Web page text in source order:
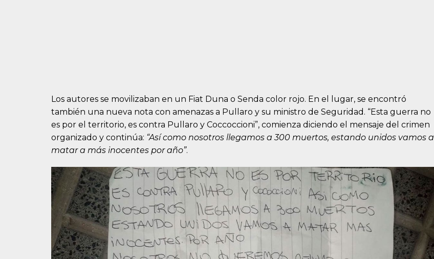
Los autores se movilizaban en un Fiat Duna o Senda color rojo. En el lugar, se encontró
también una nueva nota con amenazas a Pullaro y su ministro de Seguridad. “Esta guerra no
es por el territorio, es contra Pullaro y Coccoccioni”, comienza diciendo el mensaje del crimen
organizado y continúa: “Así como nosotros llegamos a 300 muertos, estando unidos vamos a
matar a más inocentes por año”.